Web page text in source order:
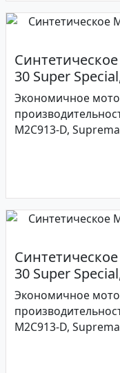
30 Super
Экономичное
M2C913-D,
30 Super
Экономичное
M2C913-D,